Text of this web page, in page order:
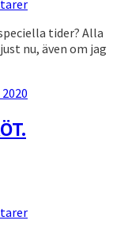
tider? Alla
nu, även om jag